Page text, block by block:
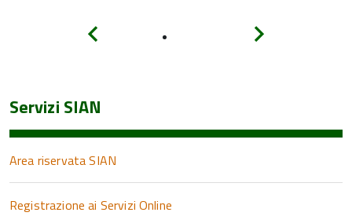
Servizi SIAN
Area riservata SIAN
Registrazione ai Servizi Online